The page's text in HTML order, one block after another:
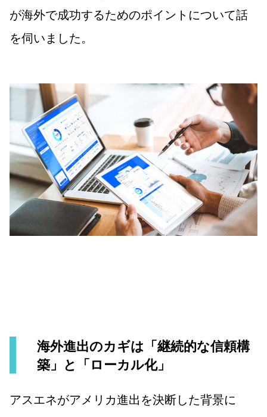
が海外で成功するためのポイントについて話
を伺いました。
海外進出のカギは「継続的な信頼構
築」と「ローカル化」
アスエネがアメリカ進出を決断した背景に